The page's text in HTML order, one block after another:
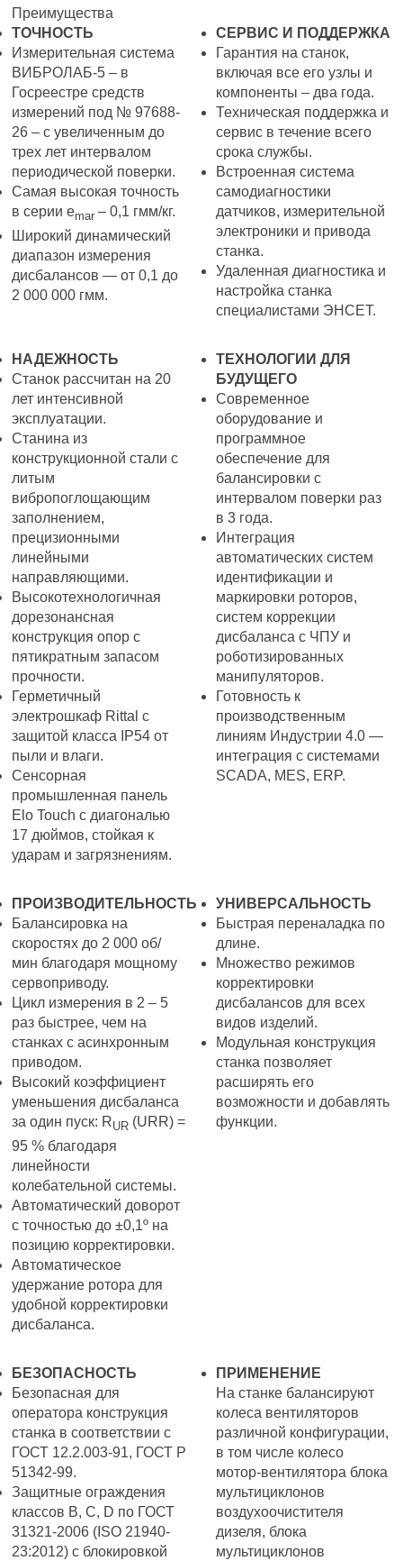
Преимущества
ТОЧНОСТЬ
Измерительная система
ВИБРОЛАБ-5 – в
Госреестре средств
измерений под № 97688-
26 – с увеличенным до
трех лет интервалом
периодической поверки.
Самая высокая точность
в серии emar – 0,1 гмм/кг.
Широкий динамический
диапазон измерения
дисбалансов — от 0,1 до
2 000 000 гмм.
СЕРВИС И ПОДДЕРЖКА
Гарантия на станок,
включая все его узлы и
компоненты – два года.
Техническая поддержка и
сервис в течение всего
срока службы.
Встроенная система
самодиагностики
датчиков, измерительной
электроники и привода
станка.
Удаленная диагностика и
настройка станка
специалистами ЭНСЕТ.
НАДЕЖНОСТЬ
Станок рассчитан на 20
лет интенсивной
эксплуатации.
Станина из
конструкционной стали с
литым
вибропоглощающим
заполнением,
прецизионными
линейными
направляющими.
Высокотехнологичная
дорезонансная
конструкция опор с
пятикратным запасом
прочности.
Герметичный
электрошкаф Rittal с
защитой класса IP54 от
пыли и влаги.
Сенсорная
промышленная панель
Elo Touch с диагональю
17 дюймов, стойкая к
ударам и загрязнениям.
ТЕХНОЛОГИИ ДЛЯ
БУДУЩЕГО
Современное
оборудование и
программное
обеспечение для
балансировки с
интервалом поверки раз
в 3 года.
Интеграция
автоматических систем
идентификации и
маркировки роторов,
систем коррекции
дисбаланса с ЧПУ и
роботизированных
манипуляторов.
Готовность к
производственным
линиям Индустрии 4.0 —
интеграция с системами
SCADA, MES, ERP.
ПРОИЗВОДИТЕЛЬНОСТЬ
Балансировка на
скоростях до 2 000 об/
мин благодаря мощному
сервоприводу.
Цикл измерения в 2 – 5
раз быстрее, чем на
станках с асинхронным
приводом.
Высокий коэффициент
уменьшения дисбаланса
за один пуск: RUR (URR) =
95 % благодаря
линейности
колебательной системы.
Автоматический доворот
с точностью до ±0,1º на
позицию корректировки.
Автоматическое
удержание ротора для
удобной корректировки
дисбаланса.
УНИВЕРСАЛЬНОСТЬ
Быстрая переналадка по
длине.
Множество режимов
корректировки
дисбалансов для всех
видов изделий.
Модульная конструкция
станка позволяет
расширять его
возможности и добавлять
функции.
БЕЗОПАСНОСТЬ
Безопасная для
оператора конструкция
станка в соответствии с
ГОСТ 12.2.003-91, ГОСТ Р
51342-99.
Защитные ограждения
классов В, С, D по ГОСТ
31321-2006 (ISO 21940-
23:2012) с блокировкой
ПРИМЕНЕНИЕ
На станке балансируют
колеса вентиляторов
различной конфигурации,
в том числе колесо
мотор-вентилятора блока
мультициклонов
воздухоочистителя
дизеля, блока
мультициклонов